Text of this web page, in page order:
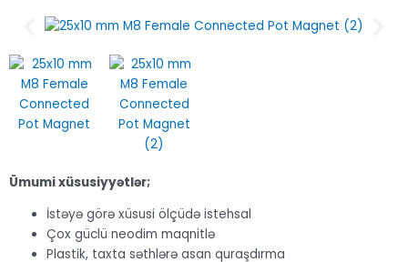
Ümumi xüsusiyyətlər;
İstəyə görə xüsusi ölçüdə istehsal
Çox güclü neodim maqnitlə
Plastik, taxta səthlərə asan quraşdırma